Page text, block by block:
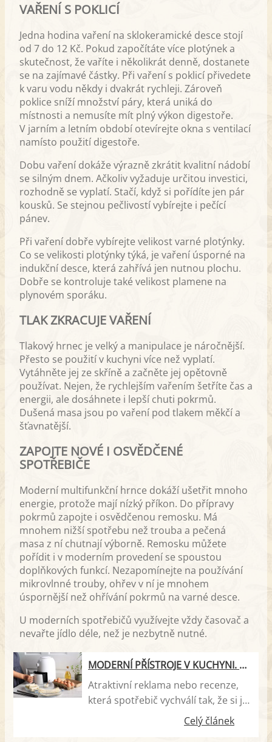
VAŘENÍ S POKLICÍ
Jedna hodina vaření na sklokeramické desce stojí
od 7 do 12 Kč. Pokud započítáte více plotýnek a
skutečnost, že vaříte i několikrát denně, dostanete
se na zajímavé částky. Při vaření s poklicí přivedete
k varu vodu někdy i dvakrát rychleji. Zároveň
poklice sníží množství páry, která uniká do
místnosti a nemusíte mít plný výkon digestoře.
V jarním a letním období otevírejte okna s ventilací
namísto použití digestoře.
Dobu vaření dokáže výrazně zkrátit kvalitní nádobí
se silným dnem. Ačkoliv vyžaduje určitou investici,
rozhodně se vyplatí. Stačí, když si pořídíte jen pár
kousků. Se stejnou pečlivostí vybírejte i pečící
pánev.
Při vaření dobře vybírejte velikost varné plotýnky.
Co se velikosti plotýnky týká, je vaření úsporné na
indukční desce, která zahřívá jen nutnou plochu.
Dobře se kontroluje také velikost plamene na
plynovém sporáku.
TLAK ZKRACUJE VAŘENÍ
Tlakový hrnec je velký a manipulace je náročnější.
Přesto se použití v kuchyni více než vyplatí.
Vytáhněte jej ze skříně a začněte jej opětovně
používat. Nejen, že rychlejším vařením šetříte čas a
energii, ale dosáhnete i lepší chuti pokrmů.
Dušená masa jsou po vaření pod tlakem měkčí a
šťavnatější.
ZAPOJTE NOVÉ I OSVĚDČENÉ
SPOTŘEBIČE
Moderní multifunkční hrnce dokáží ušetřit mnoho
energie, protože mají nízký příkon. Do přípravy
pokrmů zapojte i osvědčenou remosku. Má
mnohem nižší spotřebu než trouba a pečená
masa z ní chutnají výborně. Remosku můžete
pořídit i v moderním provedení se spoustou
doplňkových funkcí. Nezapomínejte na používání
mikrovlnné trouby, ohřev v ní je mnohem
úspornější než ohřívání pokrmů na varné desce.
U moderních spotřebičů využívejte vždy časovač a
nevařte jídlo déle, než je nezbytně nutné.
MODERNÍ PŘÍSTROJE V KUCHYNI. PRO RADOST ČI PRO ZLOST?
Atraktivní reklama nebo recenze,
která spotřebič vychválí tak, že si jej
odpoledne objednáváte. Znáte to?
Jaké jsou doopravdy moderní
Celý článek